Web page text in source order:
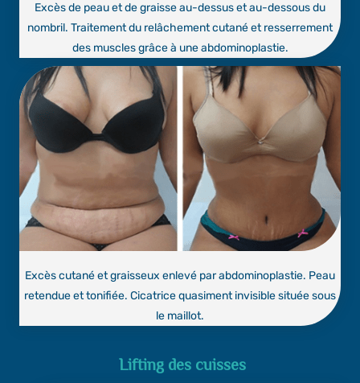
Excès de peau et de graisse au-dessus et au-dessous du
nombril. Traitement du relâchement cutané et resserrement
des muscles grâce à une abdominoplastie.
Excès cutané et graisseux enlevé par abdominoplastie. Peau
retendue et tonifiée. Cicatrice quasiment invisible située sous
le maillot.
Lifting des cuisses